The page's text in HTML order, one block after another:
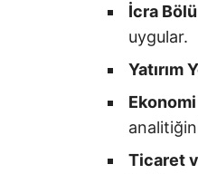
İcra
uygular.
Yatırım
Ticaret